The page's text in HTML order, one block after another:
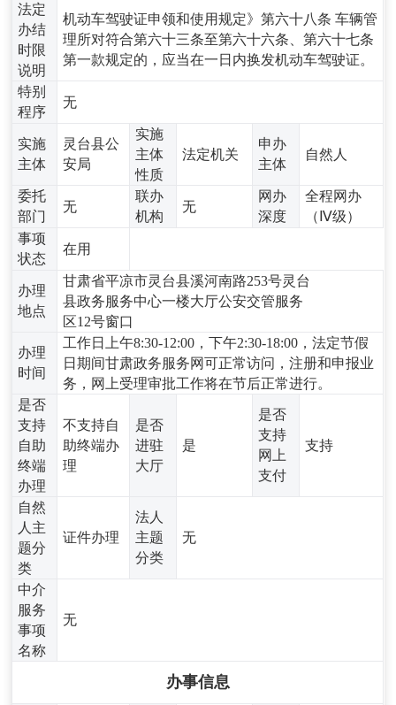
法定
办结
时限
说明
机动车驾驶证申领和使用规定》第六十八条 车辆管
理所对符合第六十三条至第六十六条、第六十七条
第一款规定的，应当在一日内换发机动车驾驶证。
特别
程序
无
实施
主体
灵台县公
安局
实施
主体
性质
法定机关
申办
主体
自然人
委托
部门
无
联办
机构
无
网办
深度
全程网办
（Ⅳ级）
事项
状态
在用
办理
地点
甘肃省平凉市灵台县溪河南路253号灵台
县政务服务中心一楼大厅公安交管服务
区12号窗口
办理
时间
工作日上午8:30-12:00，下午2:30-18:00，法定节假
日期间甘肃政务服务网可正常访问，注册和申报业
务，网上受理审批工作将在节后正常进行。
是否
支持
自助
终端
办理
不支持自
助终端办
理
是否
进驻
大厅
是
是否
支持
网上
支付
支持
自然
人主
题分
类
证件办理
法人
主题
分类
无
中介
服务
事项
名称
无
办事信息